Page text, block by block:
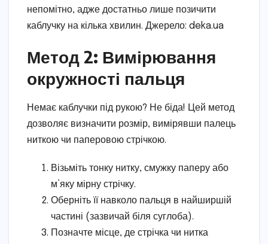
непомітно, адже достатньо лише позичити
каблучку на кілька хвилин. Джерело: deka.ua
Метод 2: Вимірювання
окружності пальця
Немає каблучки під рукою? Не біда! Цей метод
дозволяє визначити розмір, вимірявши палець
ниткою чи паперовою стрічкою.
Візьміть тонку нитку, смужку паперу або
м’яку мірну стрічку.
Оберніть її навколо пальця в найширшій
частині (зазвичай біля суглоба).
Позначте місце, де стрічка чи нитка